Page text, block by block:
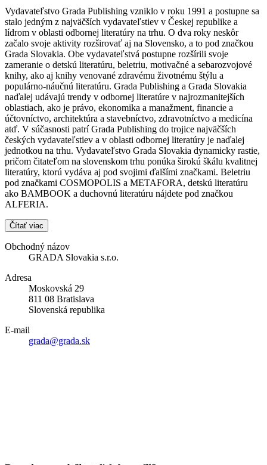
Vydavateľstvo Grada Publishing vzniklo v roku 1991 a postupne sa
stalo jedným z najväčších vydavateľstiev v Českej republike a
lídrom v oblasti odbornej literatúry na trhu. O dva roky neskôr
začalo svoje aktivity rozširovať aj na Slovensko, a to pod značkou
Grada Slovakia. Obe vydavateľstvá postupne rozšírili svoje
zameranie o detskú literatúru, beletriu, motivačné a sebarozvojové
knihy, ako aj knihy venované zdravému životnému štýlu a
populárno-náučnú literatúru. Grada Publishing a Grada Slovakia
naďalej udávajú trendy v odbornej literatúre v najrozmanitejších
oblastiach, ako je právo, ekonomika a manažment, financie a
účtovníctvo, architektúra a stavebníctvo, zdravotníctvo a medicína
atď. V súčasnosti patrí Grada Publishing do trojice najväčších
českých vydavateľstiev a v oblasti odbornej literatúry je naďalej
jednotkou na trhu. Vydavateľstvo Grada Slovakia dynamicky rastie,
pričom čitateľom na slovenskom trhu ponúka širokú škálu kvalitnej
literatúry, ktorú vydáva aj pod svojimi ďalšími značkami. Beletriu
pod značkami COSMOPOLIS a METAFORA, detskú literatúru
ako BAMBOOK a duchovnú literatúru nájdete pod značkou
ALFERIA.
Čítať viac
Obchodný názov
GRADA Slovakia s.r.o.
Adresa
Moskovská 29
811 08 Bratislava
Slovenská republika
E-mail
grada@grada.sk